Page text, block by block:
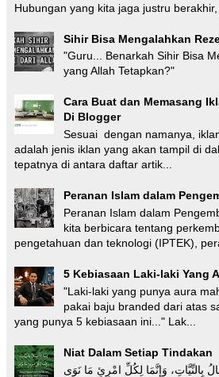
Hubungan yang kita jaga justru berakhir,
Sihir Bisa Mengalahkan
"Guru... Benarkah Sihir Bisa
yang Allah Tetapkan?"
Cara Buat dan Memasang
Di Blogger
Sesuai dengan namanya,
adalah jenis iklan yang akan tampil di
tepatnya di antara daftar artik...
Peranan Islam dalam
Peranan Islam dalam
kita berbicara tentang
pengetahuan dan teknologi (IPTEK),
5 Kebiasaan Laki-laki Yang
"Laki-laki yang punya aura
pakai baju branded dari atas
yang punya 5 kebiasaan ini..." Lak...
Niat Dalam Setiap Tindakan
بِالنِّيَّاتِ، وَإِنَّمَا لِكُلِّ امْرِئٍ مَا نَوَى